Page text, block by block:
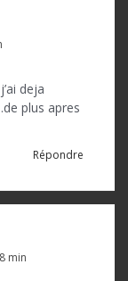
deja
plus apres
Répondre
min